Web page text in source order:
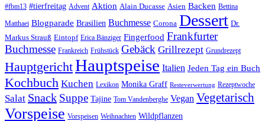
#fbm13 #tierfreitag Advent Aktion Alain Ducasse Asien Backen Bettina
Matthaei Blogparade Brasilien Buchmesse Corona Dessert Dr.
Markus Strauß Eintopf Erica Bänziger Fingerfood Frankfurter
Buchmesse Frankreich Frühstück Gebäck Grillrezept Grundrezept
HauptgerichtHauptspeise Italien Jeden Tag ein Buch
Kochbuch Kuchen Lexikon Monika Graff Resteverwertung Rezeptwoche
Salat Snack Suppe Tajine Tom Vandenberghe Vegan Vegetarisch
Vorspeise Vorspeisen Weihnachten Wildpflanzen